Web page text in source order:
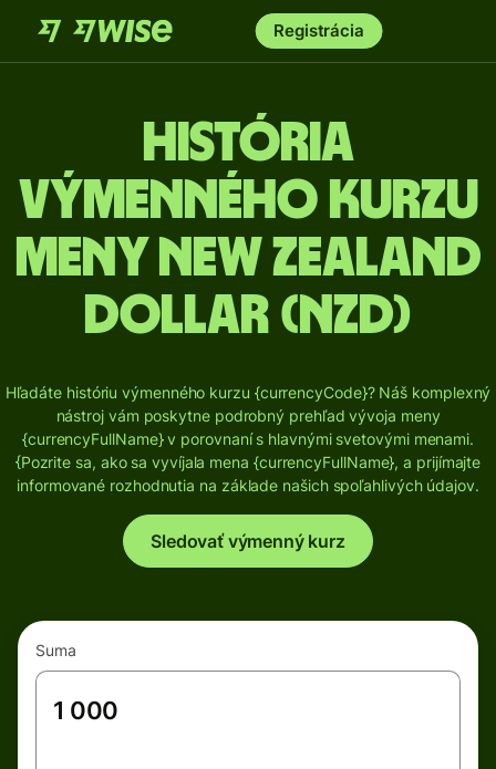
Registrácia
História
výmenného kurzu
meny New Zealand
dollar (NZD)
Hľadáte históriu výmenného kurzu {currencyCode}? Náš komplexný
nástroj vám poskytne podrobný prehľad vývoja meny
{currencyFullName} v porovnaní s hlavnými svetovými menami.
{Pozrite sa, ako sa vyvíjala mena {currencyFullName}, a prijímajte
informované rozhodnutia na základe našich spoľahlivých údajov.
Sledovať výmenný kurz
Suma